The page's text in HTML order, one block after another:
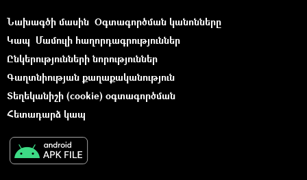
Նախագծի մասին Օգտագործման կանոնները
Կապ Մամուլի հաղորդագրություններ
Ընկերությունների նորություններ
Գաղտնիության քաղաքականություն
Տեղեկանիշի (cookie) օգտագործման
Հետադարձ կապ